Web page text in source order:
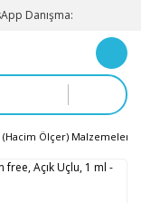
Danışma:
Ölçer) Malzemeler